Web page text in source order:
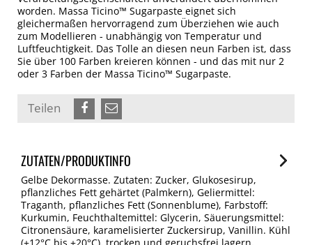
worden. Massa Ticino™ Sugarpaste eignet sich
gleichermaßen hervorragend zum Überziehen wie auch
zum Modellieren - unabhängig von Temperatur und
Luftfeuchtigkeit. Das Tolle an diesen neun Farben ist, dass
Sie über 100 Farben kreieren können - und das mit nur 2
oder 3 Farben der Massa Ticino™ Sugarpaste.
Teilen
ZUTATEN/PRODUKTINFO
Gelbe Dekormasse. Zutaten: Zucker, Glukosesirup,
pflanzliches Fett gehärtet (Palmkern), Geliermittel:
Traganth, pflanzliches Fett (Sonnenblume), Farbstoff:
Kurkumin, Feuchthaltemittel: Glycerin, Säuerungsmittel:
Citronensäure, karamelisierter Zuckersirup, Vanillin. Kühl